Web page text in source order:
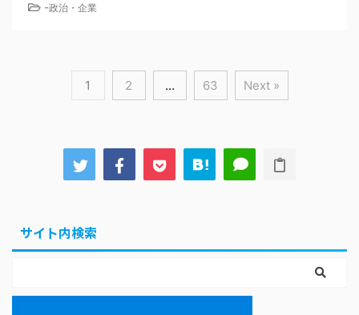
-政治・企業
1 2 … 63 Next »
サイト内検索